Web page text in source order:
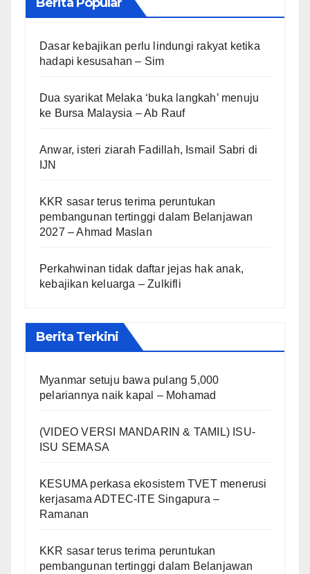
Dasar kebajikan perlu lindungi rakyat ketika
hadapi kesusahan – Sim
Dua syarikat Melaka ‘buka langkah’ menuju
ke Bursa Malaysia – Ab Rauf
Anwar, isteri ziarah Fadillah, Ismail Sabri di
IJN
KKR sasar terus terima peruntukan
pembangunan tertinggi dalam Belanjawan
2027 – Ahmad Maslan
Perkahwinan tidak daftar jejas hak anak,
kebajikan keluarga – Zulkifli
Berita Terkini
Myanmar setuju bawa pulang 5,000
pelariannya naik kapal – Mohamad
(VIDEO VERSI MANDARIN & TAMIL) ISU-
ISU SEMASA
KESUMA perkasa ekosistem TVET menerusi
kerjasama ADTEC-ITE Singapura –
Ramanan
KKR sasar terus terima peruntukan
pembangunan tertinggi dalam Belanjawan